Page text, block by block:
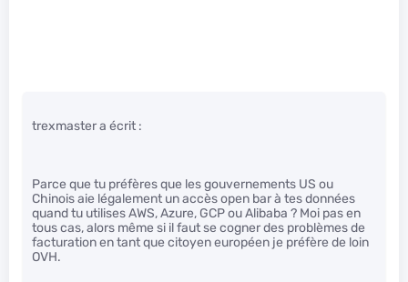
trexmaster a écrit :
Parce que tu préfères que les gouvernements US ou
Chinois aie légalement un accès open bar à tes données
quand tu utilises AWS, Azure, GCP ou Alibaba ? Moi pas en
tous cas, alors même si il faut se cogner des problèmes de
facturation en tant que citoyen européen je préfère de loin
OVH.